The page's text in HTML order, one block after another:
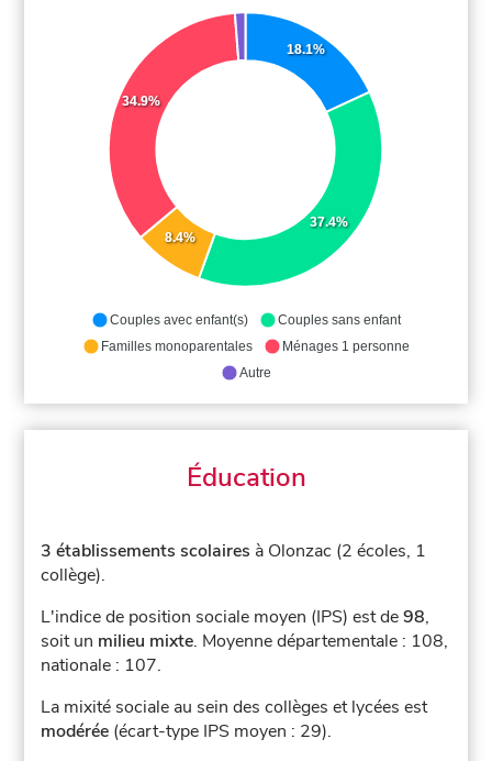
18.1%
37.4%
8.4%
34.9%
Couples avec enfant(s)
Couples sans enfant
Familles monoparentales
Ménages 1 personne
Autre
Éducation
3 établissements scolaires à Olonzac (2 écoles, 1
collège).
L'indice de position sociale moyen (IPS) est de98,
soit un milieu mixte. Moyenne départementale : 108,
nationale : 107.
La mixité sociale au sein des collèges et lycées est
modérée (écart-type IPS moyen : 29).